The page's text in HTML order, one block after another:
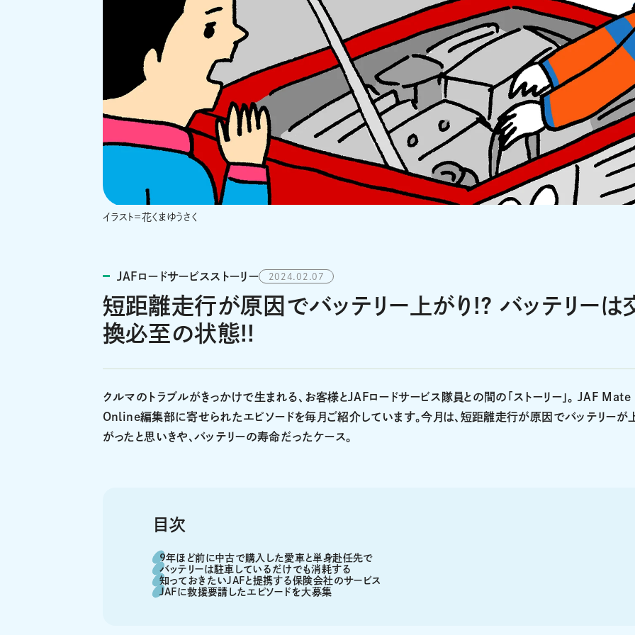
イラスト＝花くまゆうさく
JAFロードサービスストーリー 2024.02.07
短距離走行が原因でバッテリー上がり!? バッテリーは
換必至の状態!!
クルマのトラブルがきっかけで生まれる、お客様とJAFロードサービス隊員との間の「ストーリー」。 JAF Mate
Online編集部に寄せられたエピソードを毎月ご紹介しています。今月は、短距離走行が原因でバッテリーが
がったと思いきや、バッテリーの寿命だったケース。
目次
9年ほど前に中古で購入した愛車と単身赴任先で
バッテリーは駐車しているだけでも消耗する
知っておきたいJAFと提携する保険会社のサービス
JAFに救援要請したエピソードを大募集